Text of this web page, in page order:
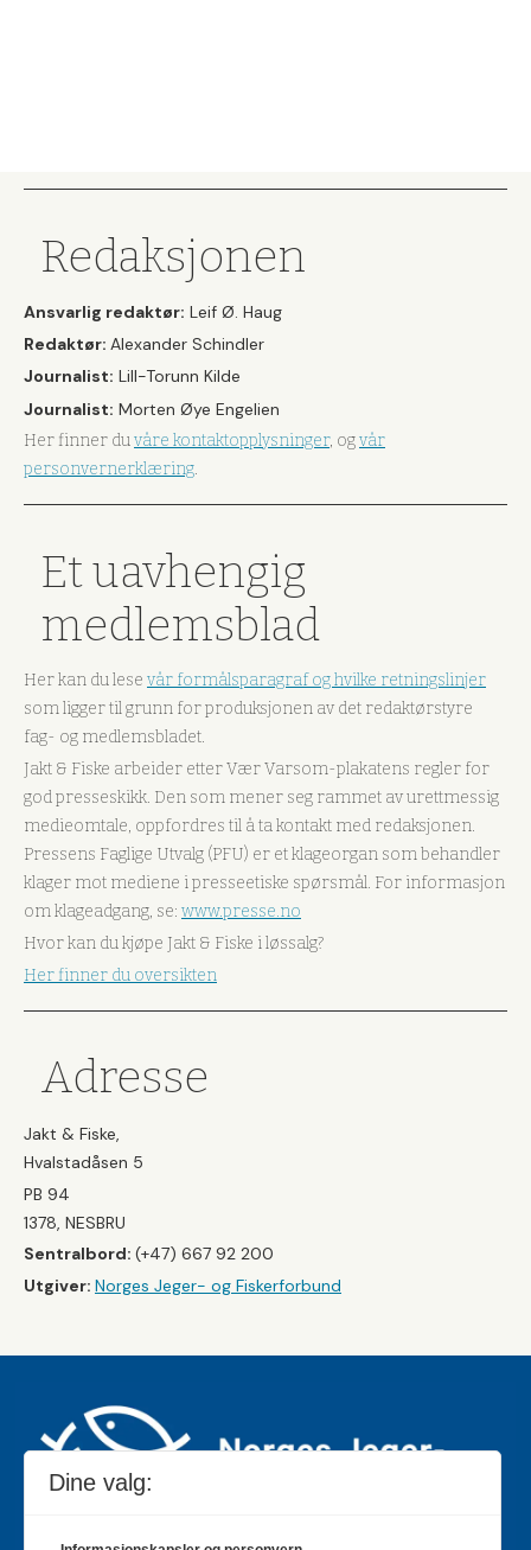
Redaksjonen
Ansvarlig redaktør: Leif Ø. Haug
Redaktør: Alexander Schindler
Journalist: Lill-Torunn Kilde
Journalist: Morten Øye Engelien
Her finner duvåre kontaktopplysninger, ogvår
personvernerklæring.
Et uavhengig
medlemsblad
Her kan du lese vår formålsparagraf og hvilke retningslinjer
som ligger til grunn for produksjonen av det redaktørstyre
fag- og medlemsbladet.
Jakt & Fiske arbeider etter Vær Varsom-plakatens regler for
god presseskikk. Den som mener seg rammet av urettmessig
medieomtale, oppfordres til å ta kontakt med redaksjonen.
Pressens Faglige Utvalg (PFU) er et klageorgan som behandler
klager mot mediene i presseetiske spørsmål. For informasjon
om klageadgang, se: www.presse.no
Hvor kan du kjøpe Jakt & Fiske i løssalg?
Her finner du oversikten
Adresse
Jakt & Fiske,
Hvalstadåsen 5
PB 94
1378, NESBRU
Sentralbord: (+47) 667 92 200
Utgiver: Norges Jeger- og Fiskerforbund
Dine valg: